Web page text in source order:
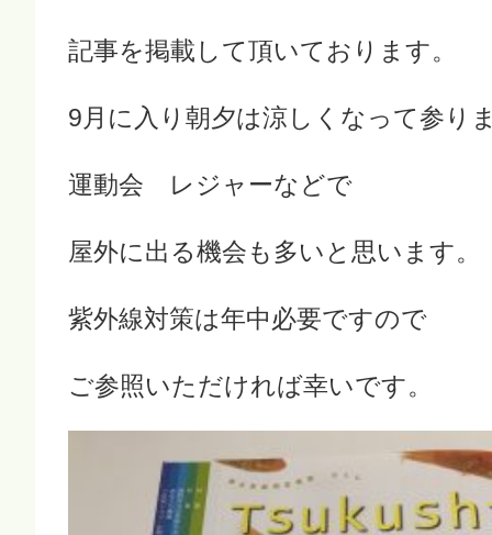
記事を掲載して頂いております。
9月に入り朝夕は涼しくなって参り
運動会 レジャーなどで
屋外に出る機会も多いと思います。
紫外線対策は年中必要ですので
ご参照いただければ幸いです。